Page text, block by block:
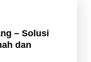
– Solusi
dan